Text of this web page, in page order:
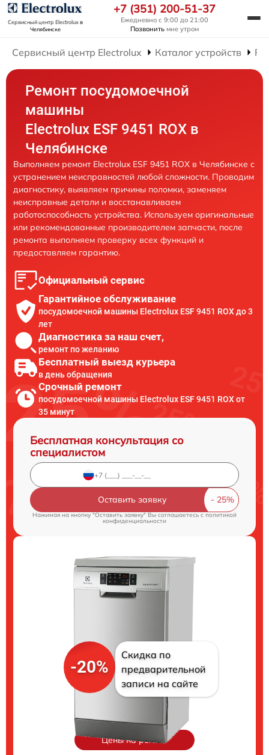
Сервисный центр Electroluxв
Челябинске
+7 (351) 200-51-37
Ежедневно с 9:00 до 21:00
Позвонить мне утром
Сервисный центр Electrolux Каталог устройств
Ремонт посудомоечной
машины
Electrolux ESF 9451 ROX в
Челябинске
Выполняем ремонт Electrolux ESF 9451 ROX в Челябинске с
устранением неисправностей любой сложности. Проводим
диагностику, выявляем причины поломки, заменяем
неисправные детали и восстанавливаем
работоспособность устройства. Используем оригинальные
или рекомендованные производителем запчасти, после
ремонта выполняем проверку всех функций и
предоставляем гарантию.
Официальный сервис
Гарантийное обслуживание
посудомоечной машины Electrolux ESF 9451 ROX до 3
лет
Диагностика за наш счет,
ремонт по желанию
Бесплатный выезд курьера
в день обращения
Срочный ремонт
посудомоечной машины Electrolux ESF 9451 ROX от
35 минут
Бесплатная консультация со
специалистом
Оставить заявку
Нажимая на кнопку "Оставить заявку" Вы соглашаетесь cполитикой
конфиденциальности
-20%
Скидка по
предварительной
записи на сайте
Цены на ремонт